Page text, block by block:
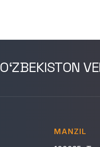
O‘ZBEKISTON
MANZIL